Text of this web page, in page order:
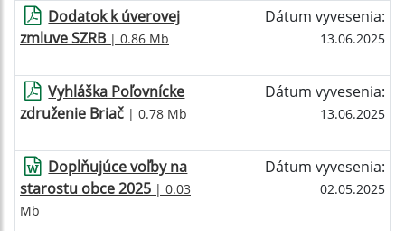
Dodatok k úverovej
zmluve SZRB | 0.86 Mb
Dátum vyvesenia:
13.06.2025
Vyhláška Poľovnícke
združenie Briač | 0.78 Mb
Dátum vyvesenia:
13.06.2025
Doplňujúce voľby na
starostu obce 2025 | 0.03
Mb
Dátum vyvesenia:
02.05.2025